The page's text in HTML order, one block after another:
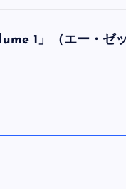
1」（エー・ゼッ